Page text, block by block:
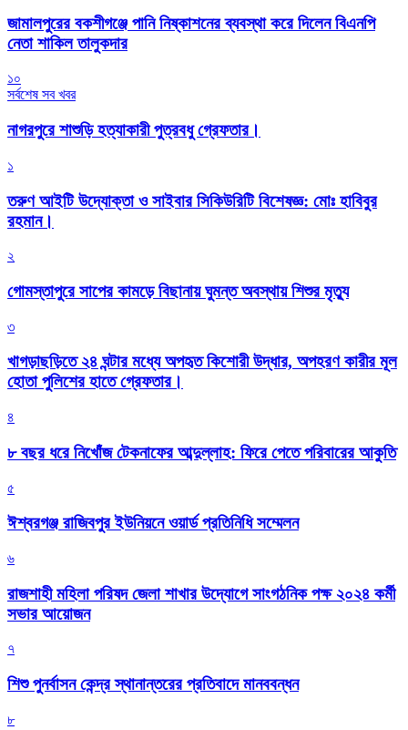
জামালপুরের বকশীগঞ্জে পানি নিষ্কাশনের ব্যবস্থা করে দিলেন বিএনপি
নেতা শাকিল তালুকদার
১০
সর্বশেষ সব খবর
নাগরপুরে শাশুড়ি হত্যাকারী পুত্রবধু গ্রেফতার।
১
তরুণ আইটি উদ্যোক্তা ও সাইবার সিকিউরিটি বিশেষজ্ঞ: মোঃ হাবিবুর
রহমান।
২
গোমস্তাপুরে সাপের কামড়ে বিছানায় ঘুমন্ত অবস্থায় শিশুর মৃত্যু
৩
খাগড়াছড়িতে ২৪ ঘন্টার মধ্যে অপহৃত কিশোরী উদ্ধার, অপহরণ কারীর মূল
হোতা পুলিশের হাতে গ্রেফতার।
৪
৮ বছর ধরে নিখোঁজ টেকনাফের আব্দুল্লাহ: ফিরে পেতে পরিবারের আকুতি
৫
ঈশ্বরগঞ্জ রাজিবপুর ইউনিয়নে ওয়ার্ড প্রতিনিধি সম্মেলন
৬
রাজশাহী মহিলা পরিষদ জেলা শাখার উদ্যোগে সাংগঠনিক পক্ষ ২০২৪ কর্মী
সভার আয়োজন
৭
শিশু পুনর্বাসন কেন্দ্র স্থানান্তরের প্রতিবাদে মানববন্ধন
৮